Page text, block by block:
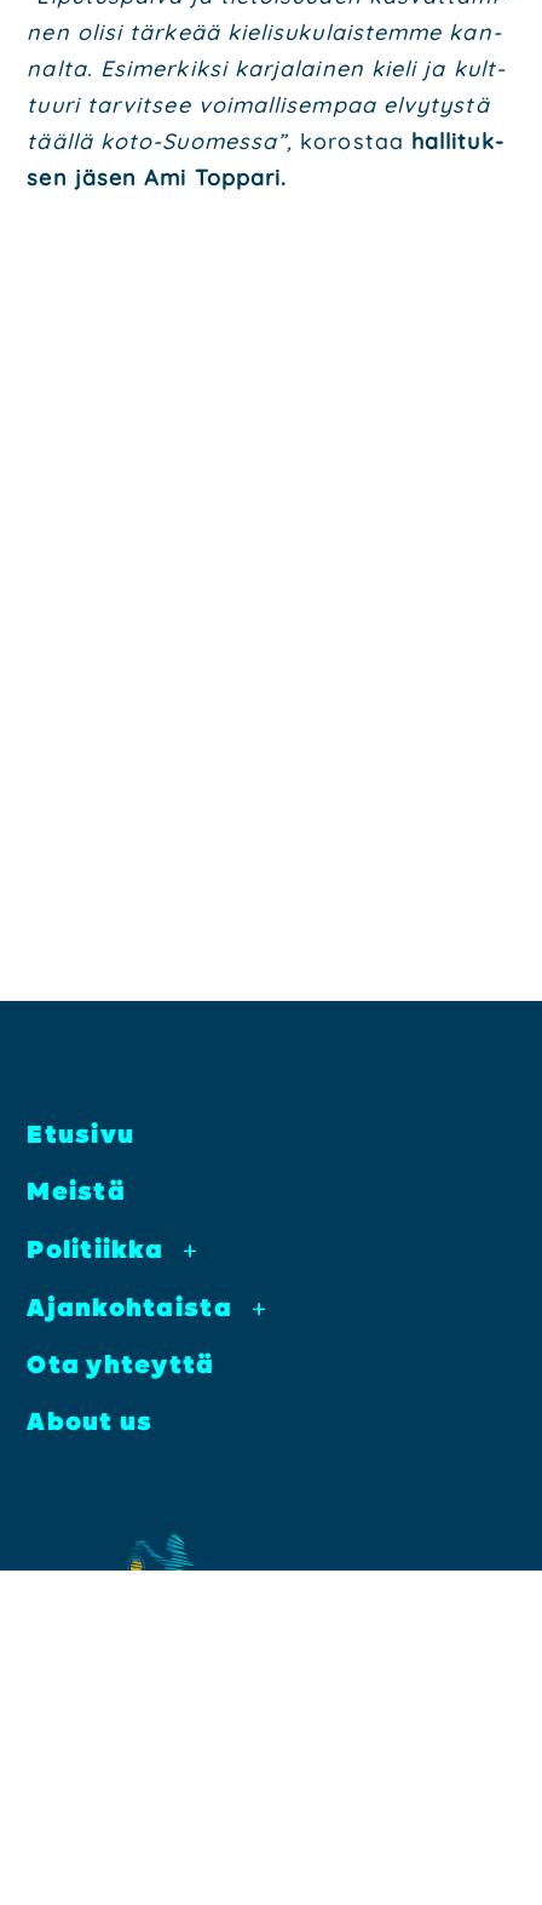
nen oli­si tär­ke­ää kie­li­su­ku­lais­tem­me kan­
nal­ta. Esi­mer­kik­si kar­ja­lai­nen kie­li ja kult­
tuu­ri tar­vit­see voi­mal­li­sem­paa elvy­tys­tä
tääl­lä koto-Suo­mes­sa”, koros­taa hal­li­tuk­
sen jäsen Ami Top­pa­ri.
Etusi­vu
Meis­tä
Poli­tiik­ka
+
Ajan­koh­tais­ta +
Ota yhteyt­tä
About us